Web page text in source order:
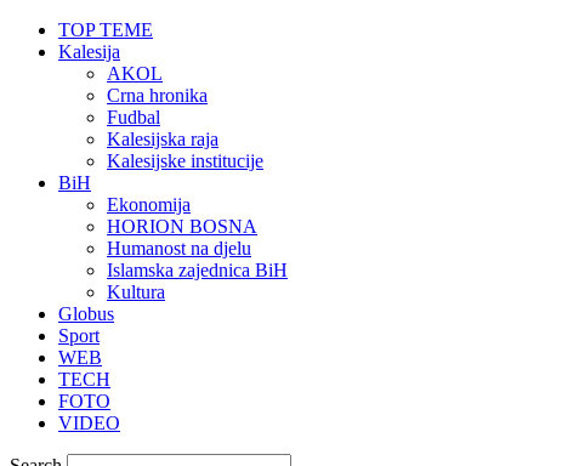
TOP TEME
Kalesija
AKOL
Crna hronika
Fudbal
Kalesijska raja
Kalesijske institucije
BiH
Ekonomija
HORION BOSNA
Humanost na djelu
Islamska zajednica BiH
Kultura
Globus
Sport
WEB
TECH
FOTO
VIDEO